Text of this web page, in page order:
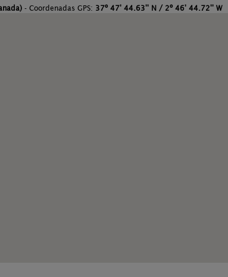
- Coordenadas GPS: 37º 47' 44.63'' N / 2º 46' 44.72'' W